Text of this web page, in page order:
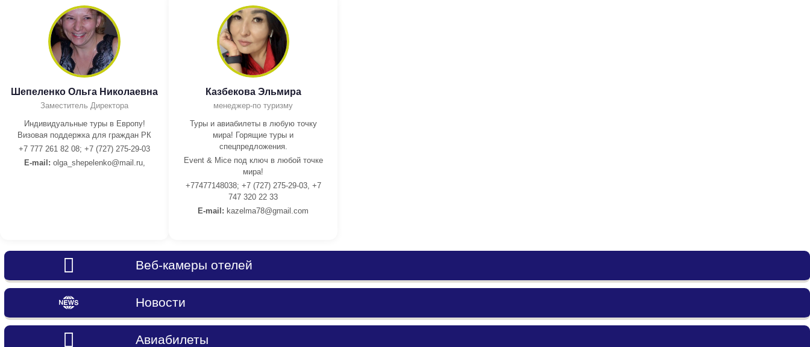
Шепеленко Ольга Николаевна
Заместитель Директора
Индивидуальные туры в Европу!
Визовая поддержка для граждан РК
+7 777 261 82 08; +7 (727) 275-29-03
E-mail: olga_shepelenko@mail.ru,
Казбекова Эльмира
менеджер-по туризму
Туры и авиабилеты в любую точку
мира! Горящие туры и
спецпредложения.
Event & Mice под ключ в любой точке
мира!
+77477148038; +7 (727) 275-29-03, +7
747 320 22 33
E-mail: kazelma78@gmail.com
Веб-камеры отелей
Новости
Авиабилеты